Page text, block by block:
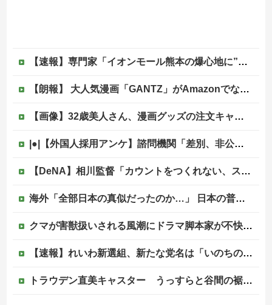
【速報】専門家「イオンモール熊本の爆心地に”こんなもの”があったんだけど…」
【朗報】 大人気漫画「GANTZ」がAmazonでなんと全巻100円ｗｗｗｗｗｗ
【画像】32歳美人さん、漫画グッズの注文キャンセルを43億円分繰り返しまくり逮捕
|●|【外国人採用アンケ】諮問機関「差別、非公開答申」三重県「差別に当たらず、公表する方針を決定した」
【DeNA】相川監督「カウントをつくれない、ストライクを投げられない」ビド２軍再調整を明言他
海外「全部日本の真似だったのか…」 日本の普通のテレビ番組が最新SNSの数十年先を行っていたと話題に
クマが害獣扱いされる風潮にドラマ脚本家が不快感、「何度もクマに会ったことがあるけど全然怖くなかった」と主張しており……
【速報】れいわ新選組、新たな党名は「いのちの党」 略称は「いのち」
トラウデン直美キャスター うっすらと谷間の裾野！！【GIF動画あり】